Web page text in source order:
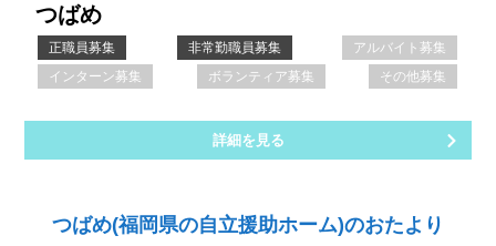
つばめ
正職員募集 非常勤職員募集
アルバイト募集
インターン募集
ボランティア募集 その他募集
詳細を見る
つばめ(福岡県の自立援助ホーム)のおたより